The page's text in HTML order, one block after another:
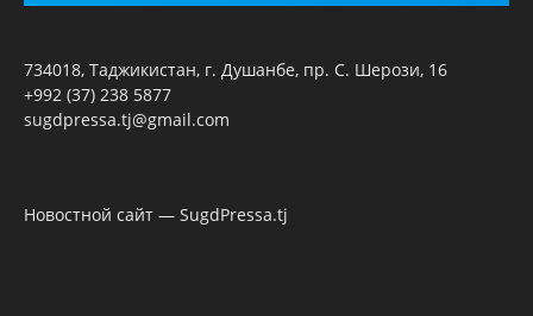
734018, Таджикистан, г. Душанбе, пр. С. Шерози, 16
+992 (37) 238 5877
sugdpressa.tj@gmail.com
Новостной сайт — SugdPressa.tj